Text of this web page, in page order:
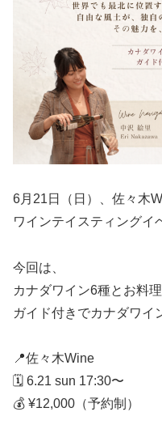
6月21日（日）、佐々木
ワインテイスティング
今回は、
カナダワイン6種とお料
ガイド付きでカナダワイ
📍佐々木Wine
🗓 6.21 sun 17:30〜
💰 ¥12,000（予約制）